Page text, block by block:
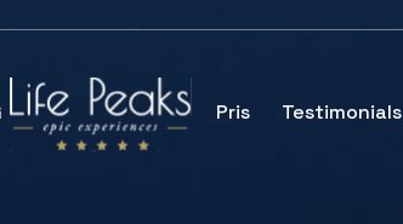
Pris Testimonials